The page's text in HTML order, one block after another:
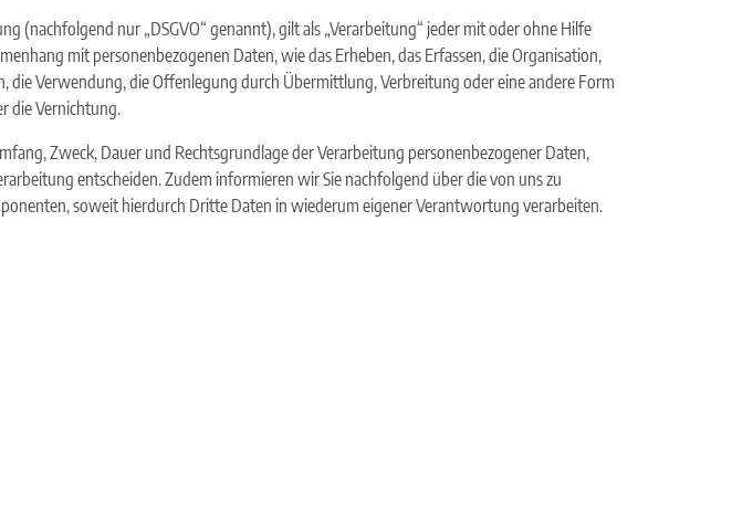
(nachfolgend nur „DSGVO“ genannt), gilt als „Verarbeitung“ jeder mit oder ohne Hilfe
mit personenbezogenen Daten, wie das Erheben, das Erfassen, die Organisation,
die Verwendung, die Offenlegung durch Übermittlung, Verbreitung oder eine andere Form
die Vernichtung.
Zweck, Dauer und Rechtsgrundlage der Verarbeitung personenbezogener Daten,
entscheiden. Zudem informieren wir Sie nachfolgend über die von uns zu
soweit hierdurch Dritte Daten in wiederum eigener Verantwortung verarbeiten.